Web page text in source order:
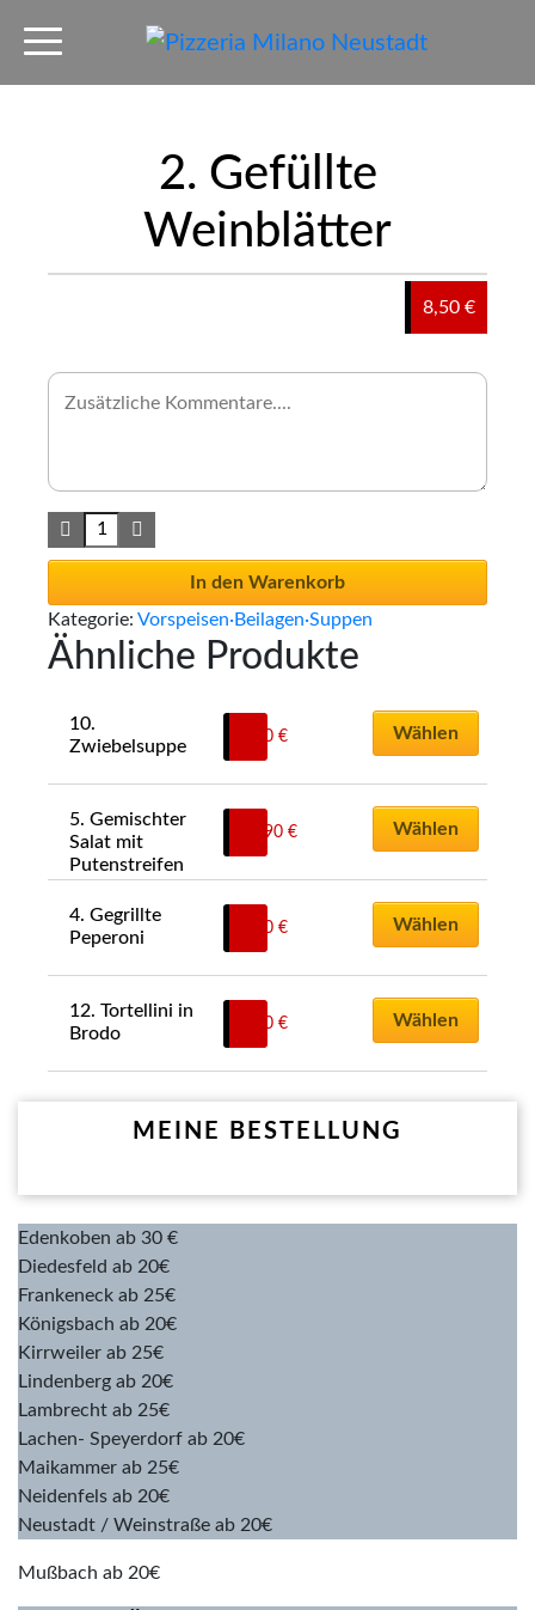
2. Gefüllte
Weinblätter
8,50 €
In den Warenkorb
Kategorie: Vorspeisen·Beilagen·Suppen
Ähnliche Produkte
10.
Zwiebelsuppe
6,00€ Wählen
5. Gemischter
Salat mit
Putenstreifen
11,90€ Wählen
4. Gegrillte
Peperoni
9,00€ Wählen
12. Tortellini in
Brodo
6,00€ Wählen
MEINE BESTELLUNG
Edenkoben ab 30 €
Diedesfeld ab 20€
Frankeneck ab 25€
Königsbach ab 20€
Kirrweiler ab 25€
Lindenberg ab 20€
Lambrecht ab 25€
Lachen- Speyerdorf ab 20€
Maikammer ab 25€
Neidenfels ab 20€
Neustadt / Weinstraße ab 20€
Mußbach ab 20€